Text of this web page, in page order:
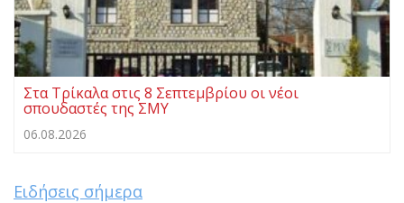
Στα Τρίκαλα στις 8 Σεπτεμβρίου οι νέοι
σπουδαστές της ΣΜΥ
06.08.2026
Ειδήσεις σήμερα